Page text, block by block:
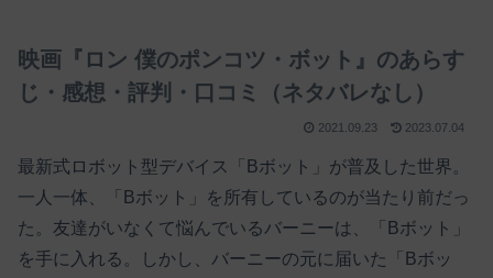
映画『ロン 僕のポンコツ・ボット』のあらす
じ・感想・評判・口コミ（ネタバレなし）
2021.09.23 2023.07.04
最新式ロボット型デバイス「Bボット」が普及した世界。
一人一体、「Bボット」を所有しているのが当たり前だっ
た。友達がいなくて悩んでいるバーニーは、「Bボット」
を手に入れる。しかし、バーニーの元に届いた「Bボッ